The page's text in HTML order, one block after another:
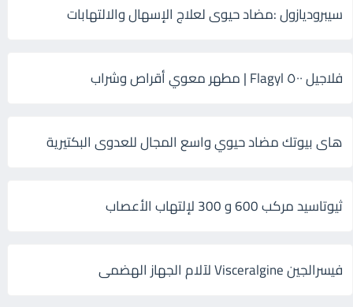
سيبروديازول :مضاد حيوى لعلاج الإسهال والالتهابات
فلاجيل ٥٠٠ Flagyl | مطهر معوي أقراص وشراب
هاى بيوتك مضاد حيوي واسع المجال للعدوى البكتيرية
ثيوتاسيد مركب 600 و 300 لإلتهاب الأعصاب
فيسرالجين Visceralgine لآلام الجهاز الهضمى